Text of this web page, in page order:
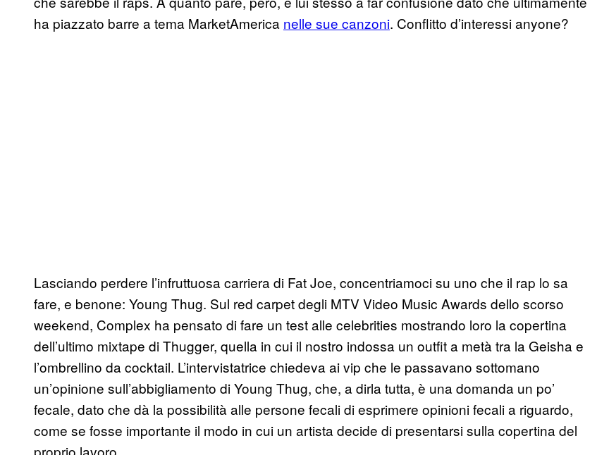
ha piazzato barre a tema MarketAmerica nelle sue canzoni. Conflitto d’interessi anyone?
Lasciando perdere l’infruttuosa carriera di Fat Joe, concentriamoci su uno che il rap lo sa
fare, e benone: Young Thug. Sul red carpet degli MTV Video Music Awards dello scorso
weekend, Complex ha pensato di fare un test alle celebrities mostrando loro la copertina
dell’ultimo mixtape di Thugger, quella in cui il nostro indossa un outfit a metà tra la Geisha e
l’ombrellino da cocktail. L’intervistatrice chiedeva ai vip che le passavano sottomano
un’opinione sull’abbigliamento di Young Thug, che, a dirla tutta, è una domanda un po’
fecale, dato che dà la possibilità alle persone fecali di esprimere opinioni fecali a riguardo,
come se fosse importante il modo in cui un artista decide di presentarsi sulla copertina del
proprio lavoro.